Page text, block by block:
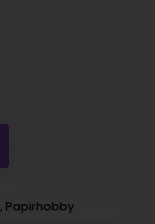
, Papirhobby